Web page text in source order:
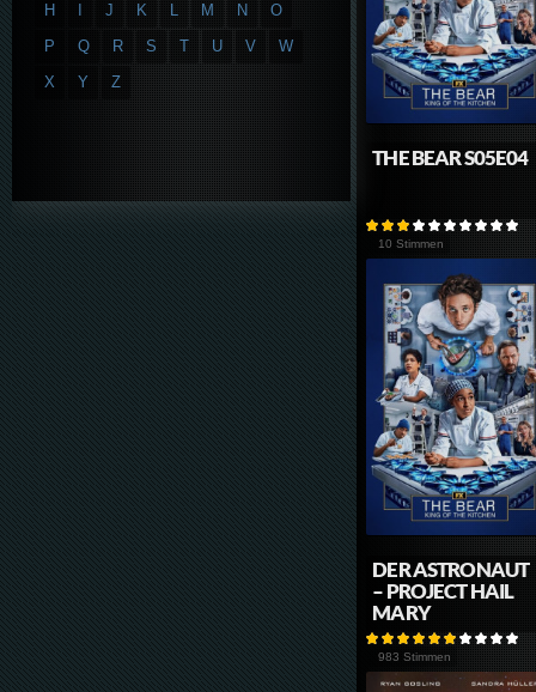
THE BEAR S05E04
10 Stimmen
DER ASTRONAUT
– PROJECT HAIL
MARY
983 Stimmen
H
J K L M N
O
P
Q R S T U V
W
X
Y Z